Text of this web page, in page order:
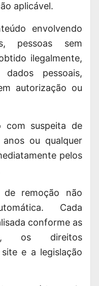
aplicável.
envolvendo
pessoas sem
ilegalmente,
pessoais,
autorização ou
com suspeita de
ou qualquer
pelos
remoção não
Cada
conforme as
os direitos
e a legislação